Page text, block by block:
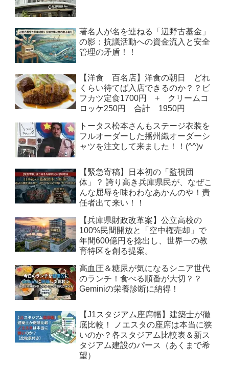
著名人が名を連ねる「辺野古基金」
の影：抗議活動への資金流入と安全
管理の矛盾！！
【洋食 百名店】洋食の朝日 どれ
くらい待てば入店できるのか？？ビ
フカツ定食1700円 + クリームコ
ロッケ250円 合計 1950円
トータス松本さんもステージ衣装を
フルオーダーした播州織オーダーシ
ャツを注文して来ました！！(^^)v
【緊急寄稿】日本初の「監視団
体」？ 誇り高き兵庫県民が、なぜこ
んな屈辱を味わわなあかんのや！責
任者出て来い！！
【兵庫県財政改革案】公立高校の
100%民間開放と「空中権売却」で
年間600億円を捻出し、世界一の教
育特区を創る提案。
高血圧＆糖尿が気になるシニア世代
のランチ！食べる順番が大切？？
Geminiの栄養診断に納得！
【J1スタジアム座席幅】建築士が徹
底比較！ ノエスタの座席は本当に狭
いのか？各スタジアム比較表＆新ス
タジアム建設のパース（あくまで希
望）